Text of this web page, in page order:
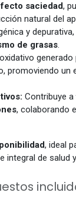
saciedad,
natural del
y depurativa,
de grasas.
promoviendo un
Contribuye a
, colaborando
, ideal
integral de salud